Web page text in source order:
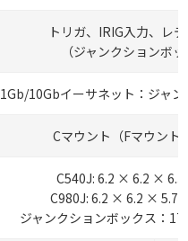
トリガ、IRIG入力、レ
（ジャンクションボ
1Gb/10Gbイーサネット：ジャ
Cマウント（Fマウン
C540J: 6.2 × 6.2 ×
C980J: 6.2 × 6.2 ×
ジャンクションボックス：